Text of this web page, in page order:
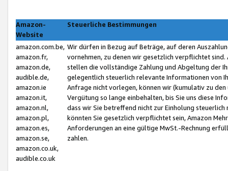
Amazon-
Website
Steuerliche Bestimmungen
amazon.com.be,
amazon.fr,
amazon.de,
audible.de,
amazon.ie
amazon.it,
amazon.nl,
amazon.pl,
amazon.es,
amazon.se,
amazon.co.uk,
audible.co.uk
Wir dürfen in Bezug auf Beträge, auf deren
vornehmen, zu denen wir gesetzlich verpflichtet
stellen die vollständige Zahlung und Abgeltung der
gelegentlich steuerlich relevante Informationen von
Anfrage nicht vorlegen, können wir (kumulativ zu
Vergütung so lange einbehalten, bis Sie uns diese
dass wir Sie betreffend nicht zur Einholung
könnten Sie gesetzlich verpflichtet sein, Amazon
Anforderungen an eine gültige MwSt.-Rechnung
zahlen.